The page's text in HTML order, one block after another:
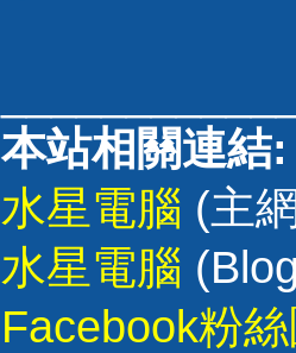
本站相關連結:
水星電腦 (主
水星電腦
Facebook粉